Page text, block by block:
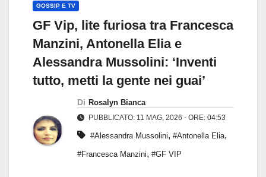
GOSSIP E TV
GF Vip, lite furiosa tra Francesca
Manzini, Antonella Elia e
Alessandra Mussolini: ‘Inventi
tutto, metti la gente nei guai’
Di Rosalyn Bianca
PUBBLICATO: 11 MAG, 2026 - ORE: 04:53
#Alessandra Mussolini, #Antonella Elia,
#Francesca Manzini, #GF VIP